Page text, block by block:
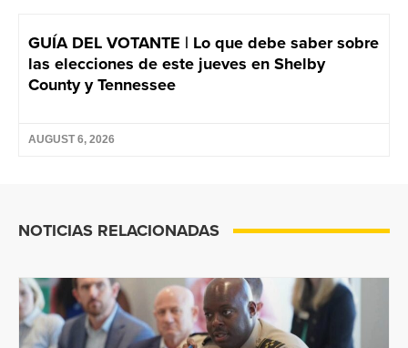
GUÍA DEL VOTANTE | Lo que debe saber sobre
las elecciones de este jueves en Shelby
County y Tennessee
AUGUST 6, 2026
NOTICIAS RELACIONADAS